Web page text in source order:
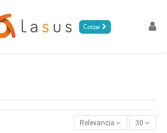
Cotizar
Relevancia 30